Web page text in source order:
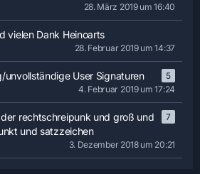
28. März 2019 um 16:40
vielen Dank Heinoarts
28. Februar 2019 um 14:37
unvollständige User Signaturen
5
4. Februar 2019 um 17:24
rechtschreipunk und groß und
und satzzeichen
7
3. Dezember 2018 um 20:21